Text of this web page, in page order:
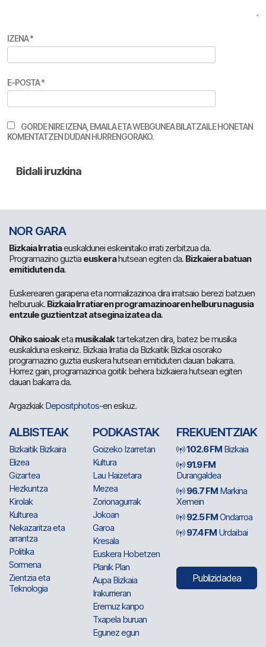
IZENA*
E-POSTA*
GORDE NIRE IZENA, EMAILA ETA WEBGUNEA BILATZAILE HONETAN
KOMENTATZEN DUDAN HURRENGORAKO.
NOR GARA
Bizkaia Irratiaeuskaldunei eskeinitako irrati zerbitzua da.
Programazino guztia euskerahutsean egiten da. Bizkaiera batuan
emitiduten da.
Euskerearen garapena eta normalizazinoa dira irratsaio berezi batzuen
helburuak. Bizkaia Irratiaren programazinoaren helburu nagusia
entzule guztientzat atsegina izatea da.
Ohiko saioaketa musikalaktartekatzen dira, batez be musika
euskalduna eskeiniz. Bizkaia Irratia da Bizkaitik Bizkai osorako
programazino guztia euskera hutsean emitiduten dauan bakarra.
Horrez gain, programazinoa goitik behera bizkaiera hutsean egiten
dauan bakarra da.
ArgazkiakDepositphotos-en eskuz.
ALBISTEAK
Bizkaitik Bizkaira
Elizea
Gizartea
Hezkuntza
Kirolak
Kulturea
Nekazaritza eta
arrantza
Politika
Sormena
Zientzia eta
Teknologia
PODKASTAK
Goizeko Izarretan
Kultura
Lau Haizetara
Mezea
Zorionagurrak
Jokoan
Garoa
Kresala
Euskera Hobetzen
Planik Plan
Aupa Bizkaia
Irakurrieran
Eremuz kanpo
Txapela buruan
Egunez egun
FREKUENTZIAK
102.6 FM Bizkaia
91.9 FM
Durangaldea
96.7 FM Markina
Xemein
92.5 FMOndarroa
97.4 FM Urdaibai
Publizidadea